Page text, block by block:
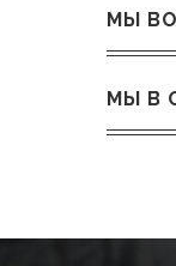
МЫ
МЫ В